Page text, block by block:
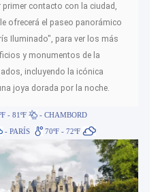
primer contacto con la ciudad,
ofrecerá el paseo panorámico
Iluminado", para ver los más
y monumentos de la
incluyendo la icónica
joya dorada por la noche.
- 81ºF
- CHAMBORD
- PARÍS 70ºF - 72ºF